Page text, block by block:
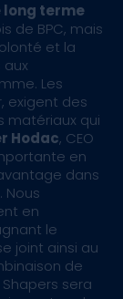
long terme
de BPC, mais
et la
Les
exigent des
matériaux qui
Hodac, CEO
en
dans
en
le
joint ainsi au
de
sera